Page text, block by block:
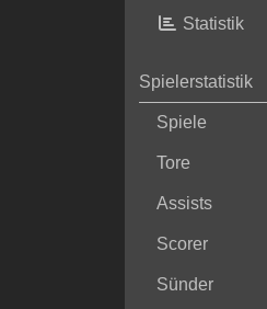
Statistik
Spielerstatistik
Spiele
Tore
Assists
Scorer
Sünder